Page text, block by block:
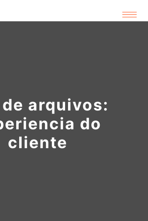
de arquivos:
do
cliente